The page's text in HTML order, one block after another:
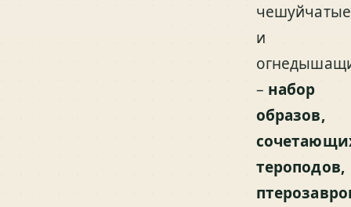
чешуйчатые
и
– набор
образов,
тероподов,